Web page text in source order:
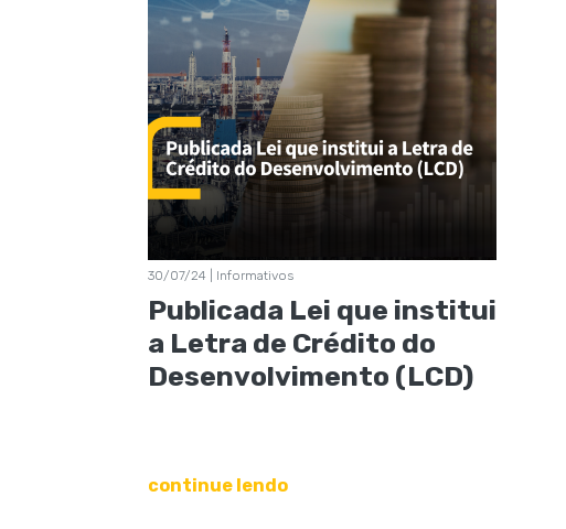
30/07/24 | Informativos
Publicada Lei que institui
a Letra de Crédito do
Desenvolvimento (LCD)
continue lendo